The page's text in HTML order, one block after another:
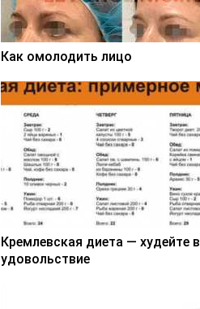
Как омолодить лицо
Кремлевская диета — худейте в
удовольствие